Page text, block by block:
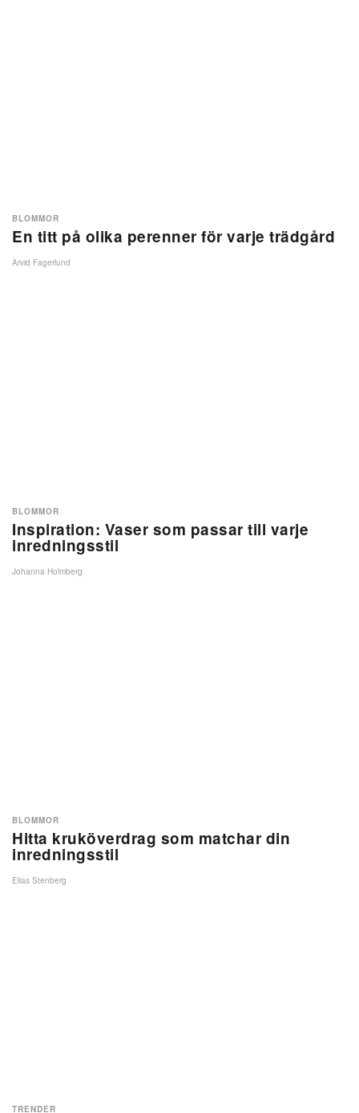
En titt på olika perenner för varje trädgård
BLOMMOR
Arvid Fagerlund
Inspiration: Vaser som passar till varje
inredningsstil
BLOMMOR
Johanna Holmberg
Hitta kruköverdrag som matchar din
inredningsstil
BLOMMOR
Elias Stenberg
TRENDER